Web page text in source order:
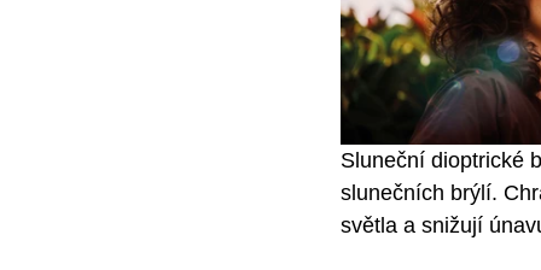
Sluneční dioptrické
slunečních brýlí.
světla a snižují